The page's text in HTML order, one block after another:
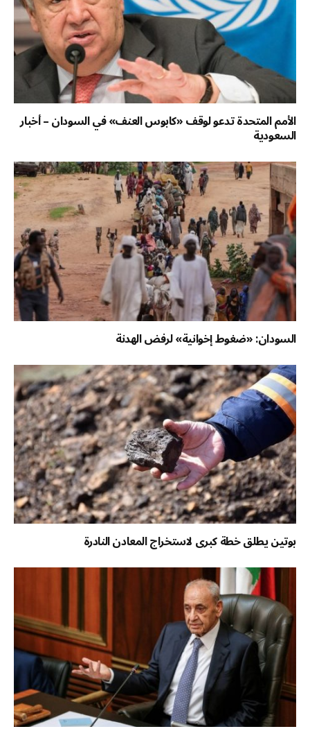
الأمم المتحدة تدعو لوقف «كابوس العنف» في السودان – أخبار
السعودية
السودان: «ضغوط إخوانية» لرفض الهدنة
بوتين يطلق خطة كبرى لاستخراج المعادن النادرة